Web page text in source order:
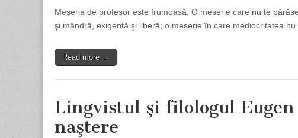
Meseria de profesor este frumoasă. O meserie care nu te
şi mândră, exigentă şi liberă; o meserie în care mediocritatea
Read more →
Lingvistul şi filologul
naştere